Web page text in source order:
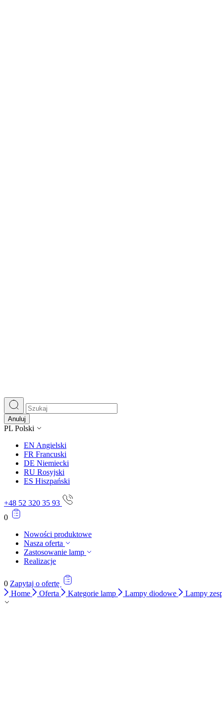
Anuluj
PL Polski
EN Angielski
FR Francuski
DE Niemiecki
RU Rosyjski
ES Hiszpański
+48 52 320 35 93
0
Nowości produktowe
Nasza oferta
Zastosowanie lamp
Realizacje
0 Zapytaj o ofertę
Home
Oferta Kategorie lamp Lampy diodowe Lampy